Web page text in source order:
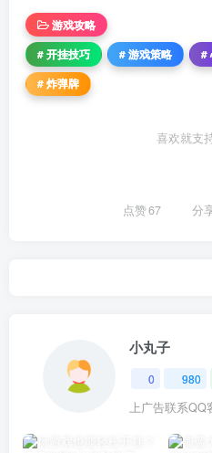
游戏攻略
# 开挂技巧
# 游戏策略 #
# 炸弹牌
喜欢就支
点赞67 分
小丸子
0 980
上广告联系